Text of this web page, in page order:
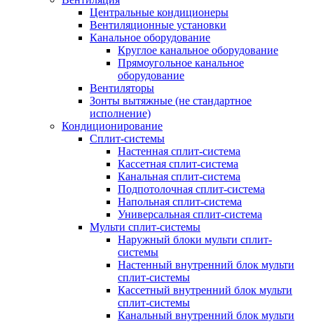
Центральные кондиционеры
Вентиляционные установки
Канальное оборудование
Круглое канальное оборудование
Прямоугольное канальное
оборудование
Вентиляторы
Зонты вытяжные (не стандартное
исполнение)
Кондиционирование
Сплит-системы
Настенная сплит-система
Кассетная сплит-система
Канальная сплит-система
Подпотолочная сплит-система
Напольная сплит-система
Универсальная сплит-система
Мульти сплит-системы
Наружный блоки мульти сплит-
системы
Настенный внутренний блок мульти
сплит-системы
Кассетный внутренний блок мульти
сплит-системы
Канальный внутренний блок мульти